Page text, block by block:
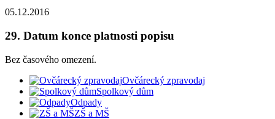
05.12.2016
29. Datum konce platnosti popisu
Bez časového omezení.
Ovčárecký zpravodaj
Spolkový dům
Odpady
ZŠ a MŠ